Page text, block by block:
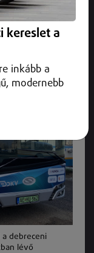
a debreceni
a debreceni
lévő
kereslet a
inkább a
modernebb